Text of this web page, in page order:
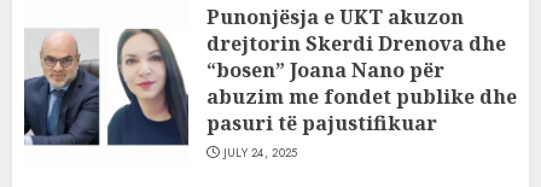
Punonjësja e UKT akuzon
drejtorin Skerdi Drenova dhe
“bosen” Joana Nano për
abuzim me fondet publike dhe
pasuri të pajustifikuar
JULY 24, 2025